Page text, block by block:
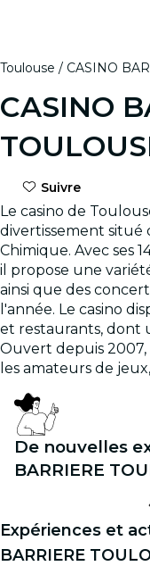
Toulouse CASINO
CASINO
Suivre
Le casino de
divertissement situé
Chimique. Avec ses
il propose une
ainsi que des
l'année. Le casino
et restaurants, dont
Ouvert depuis
les amateurs de
De nouvelles
BARRIERE
Expériences et
BARRIERE